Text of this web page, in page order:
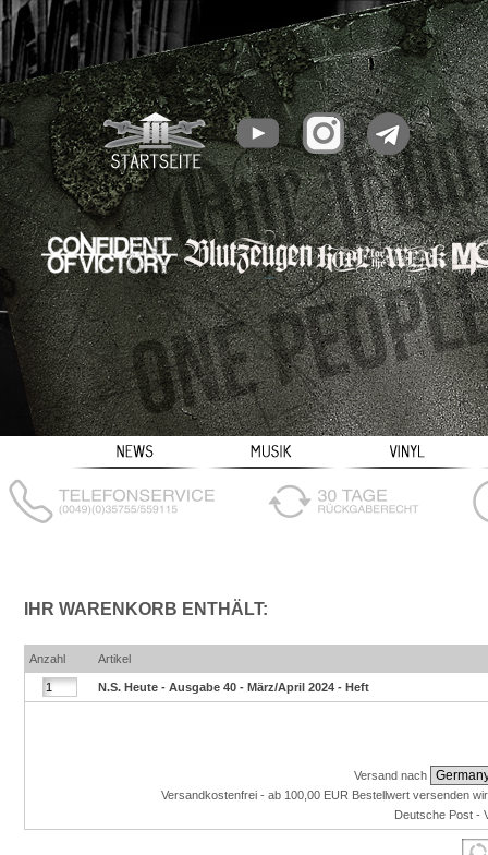
IHR WARENKORB ENTHÄLT:
Anzahl Artikel
N.S. Heute - Ausgabe 40 - März/April 2024 - Heft
Versand nach
Versandkostenfrei - ab 100,00 EUR Bestellwert versenden
Deutsche Post -